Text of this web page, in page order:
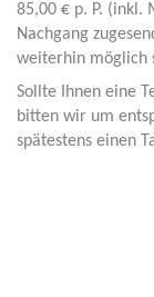
85,00 € p. P. (inkl.
Nachgang
weiterhin möglich
Sollte Ihnen eine
bitten wir um
spätestens einen